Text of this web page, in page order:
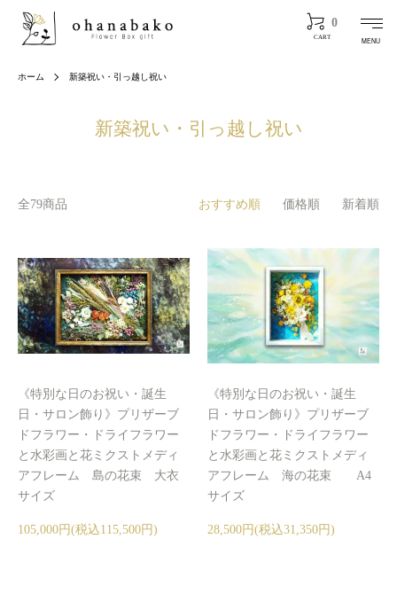
0
CART MENU
ホーム 新築祝い・引っ越し祝い
新築祝い・引っ越し祝い
全79商品 おすすめ順 価格順 新着順
《特別な日のお祝い・誕生
日・サロン飾り》プリザーブ
ドフラワー・ドライフラワー
と水彩画と花ミクストメディ
アフレーム 島の花束 大衣
サイズ
105,000円(税込115,500円)
《特別な日のお祝い・誕生
日・サロン飾り》プリザーブ
ドフラワー・ドライフラワー
と水彩画と花ミクストメディ
アフレーム 海の花束 A4
サイズ
28,500円(税込31,350円)